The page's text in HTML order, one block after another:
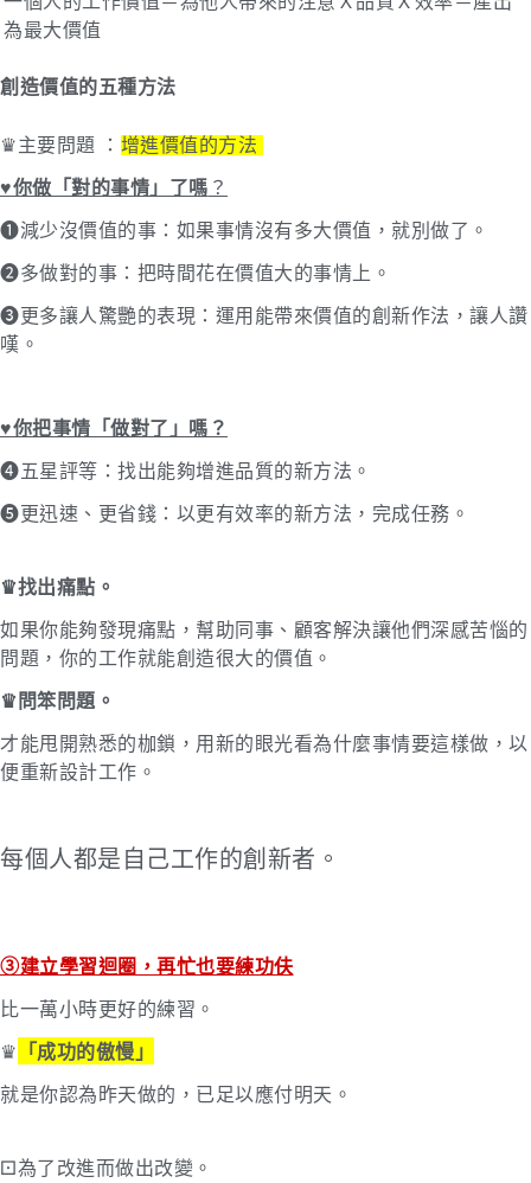
為最大價值
創造價值的五種方法
♛主要問題 ： 增進價值的方法
♥︎你做「對的事情」了嗎 ？
➊減少沒價值的事：如果事情沒有多大價值，就別做了。
➋多做對的事：把時間花在價值大的事情上。
➌更多讓人驚艷的表現：運用能帶來價值的創新作法，讓人讚
嘆。
♥︎你把事情「做對了」嗎？
➍五星評等：找出能夠增進品質的新方法。
➎更迅速、更省錢：以更有效率的新方法，完成任務。
♛找出痛點。
如果你能夠發現痛點，幫助同事、顧客解決讓他們深感苦惱的
問題，你的工作就能創造很大的價值。
♛問笨問題。
才能甩開熟悉的枷鎖，用新的眼光看為什麼事情要這樣做，以
便重新設計工作。
每個人都是自己工作的創新者。
③建立學習迴圈，再忙也要練功伕
比一萬小時更好的練習。
♛ 「成功的傲慢」
就是你認為昨天做的，已足以應付明天。
⚀為了改進而做出改變。